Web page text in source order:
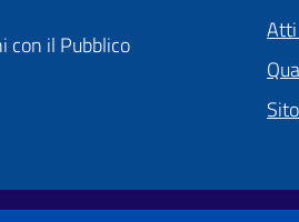
con il Pubblico